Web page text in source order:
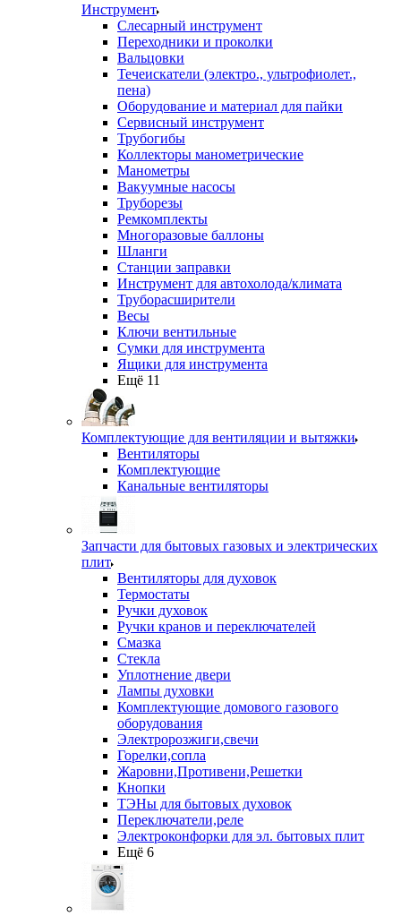
Инструмент
Слесарный инструмент
Переходники и проколки
Вальцовки
Течеискатели (электро., ультрофиолет.,
пена)
Оборудование и материал для пайки
Сервисный инструмент
Трубогибы
Коллекторы манометрические
Манометры
Вакуумные насосы
Труборезы
Ремкомплекты
Многоразовые баллоны
Шланги
Станции заправки
Инструмент для автохолода/климата
Труборасширители
Весы
Ключи вентильные
Сумки для инструмента
Ящики для инструмента
Ещё 11
Комплектующие для вентиляции и вытяжки
Вентиляторы
Комплектующие
Канальные вентиляторы
Запчасти для бытовых газовых и электрических
плит
Вентиляторы для духовок
Термостаты
Ручки духовок
Ручки кранов и переключателей
Смазка
Стекла
Уплотнение двери
Лампы духовки
Комплектующие домового газового
оборудования
Электророзжиги,свечи
Горелки,сопла
Жаровни,Противени,Решетки
Кнопки
ТЭНы для бытовых духовок
Переключатели,реле
Электроконфорки для эл. бытовых плит
Ещё 6